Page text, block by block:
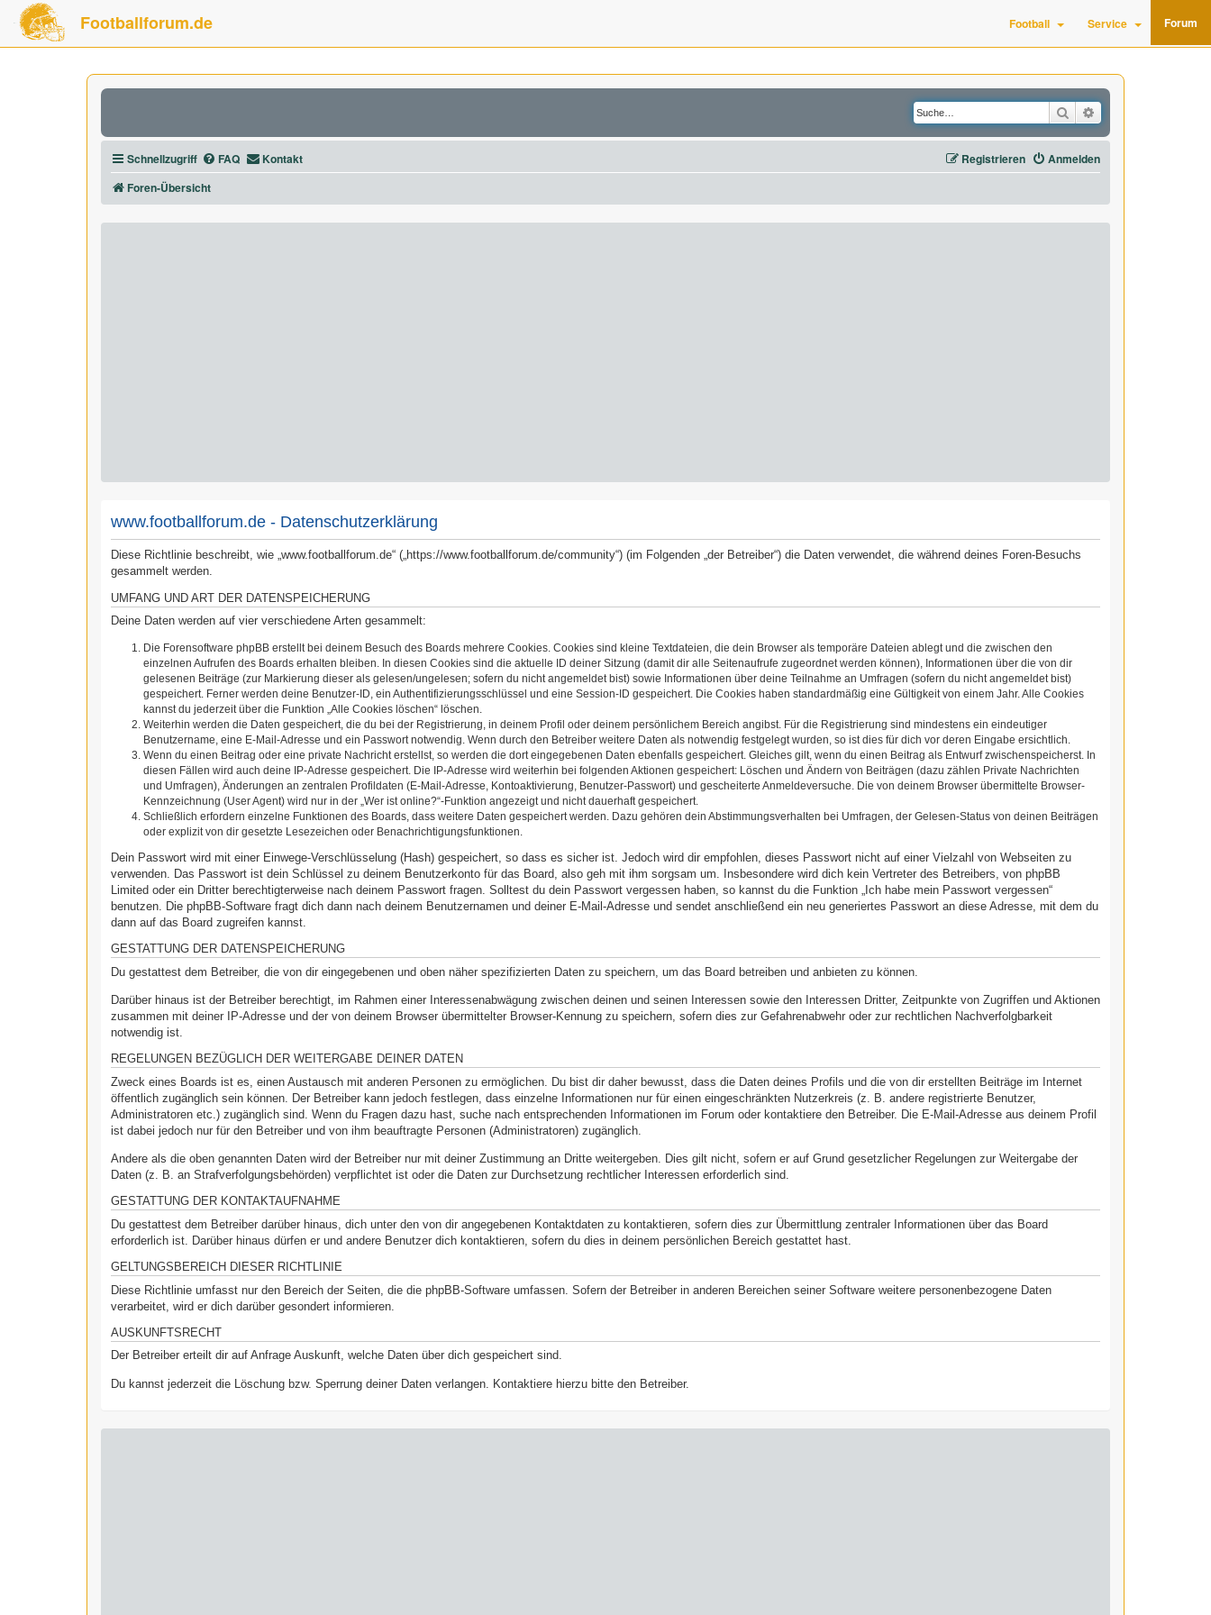
Footballforum.de Football Service Forum
Suche
Schnellzugriff FAQ Kontakt Anmelden
Registrieren
Foren-Übersicht
www.footballforum.de - Datenschutzerklärung
Diese Richtlinie beschreibt, wie „www.footballforum.de“ („https://www.footballforum.de/community“) (im Folgenden „der Betreiber“) die Daten verwendet, die während deines Foren-Besuchs
gesammelt werden.
UMFANG UND ART DER DATENSPEICHERUNG
Deine Daten werden auf vier verschiedene Arten gesammelt:
Die Forensoftware phpBB erstellt bei deinem Besuch des Boards mehrere Cookies. Cookies sind kleine Textdateien, die dein Browser als temporäre Dateien ablegt und die zwischen den
einzelnen Aufrufen des Boards erhalten bleiben. In diesen Cookies sind die aktuelle ID deiner Sitzung (damit dir alle Seitenaufrufe zugeordnet werden können), Informationen über die von dir
gelesenen Beiträge (zur Markierung dieser als gelesen/ungelesen; sofern du nicht angemeldet bist) sowie Informationen über deine Teilnahme an Umfragen (sofern du nicht angemeldet bist)
gespeichert. Ferner werden deine Benutzer-ID, ein Authentifizierungsschlüssel und eine Session-ID gespeichert. Die Cookies haben standardmäßig eine Gültigkeit von einem Jahr. Alle Cookies
kannst du jederzeit über die Funktion „Alle Cookies löschen“ löschen.
Weiterhin werden die Daten gespeichert, die du bei der Registrierung, in deinem Profil oder deinem persönlichem Bereich angibst. Für die Registrierung sind mindestens ein eindeutiger
Benutzername, eine E-Mail-Adresse und ein Passwort notwendig. Wenn durch den Betreiber weitere Daten als notwendig festgelegt wurden, so ist dies für dich vor deren Eingabe ersichtlich.
Wenn du einen Beitrag oder eine private Nachricht erstellst, so werden die dort eingegebenen Daten ebenfalls gespeichert. Gleiches gilt, wenn du einen Beitrag als Entwurf zwischenspeicherst. In
diesen Fällen wird auch deine IP-Adresse gespeichert. Die IP-Adresse wird weiterhin bei folgenden Aktionen gespeichert: Löschen und Ändern von Beiträgen (dazu zählen Private Nachrichten
und Umfragen), Änderungen an zentralen Profildaten (E-Mail-Adresse, Kontoaktivierung, Benutzer-Passwort) und gescheiterte Anmeldeversuche. Die von deinem Browser übermittelte Browser-
Kennzeichnung (User Agent) wird nur in der „Wer ist online?“-Funktion angezeigt und nicht dauerhaft gespeichert.
Schließlich erfordern einzelne Funktionen des Boards, dass weitere Daten gespeichert werden. Dazu gehören dein Abstimmungsverhalten bei Umfragen, der Gelesen-Status von deinen Beiträgen
oder explizit von dir gesetzte Lesezeichen oder Benachrichtigungsfunktionen.
Dein Passwort wird mit einer Einwege-Verschlüsselung (Hash) gespeichert, so dass es sicher ist. Jedoch wird dir empfohlen, dieses Passwort nicht auf einer Vielzahl von Webseiten zu
verwenden. Das Passwort ist dein Schlüssel zu deinem Benutzerkonto für das Board, also geh mit ihm sorgsam um. Insbesondere wird dich kein Vertreter des Betreibers, von phpBB
Limited oder ein Dritter berechtigterweise nach deinem Passwort fragen. Solltest du dein Passwort vergessen haben, so kannst du die Funktion „Ich habe mein Passwort vergessen“
benutzen. Die phpBB-Software fragt dich dann nach deinem Benutzernamen und deiner E-Mail-Adresse und sendet anschließend ein neu generiertes Passwort an diese Adresse, mit dem du
dann auf das Board zugreifen kannst.
GESTATTUNG DER DATENSPEICHERUNG
Du gestattest dem Betreiber, die von dir eingegebenen und oben näher spezifizierten Daten zu speichern, um das Board betreiben und anbieten zu können.
Darüber hinaus ist der Betreiber berechtigt, im Rahmen einer Interessenabwägung zwischen deinen und seinen Interessen sowie den Interessen Dritter, Zeitpunkte von Zugriffen und Aktionen
zusammen mit deiner IP-Adresse und der von deinem Browser übermittelter Browser-Kennung zu speichern, sofern dies zur Gefahrenabwehr oder zur rechtlichen Nachverfolgbarkeit
notwendig ist.
REGELUNGEN BEZÜGLICH DER WEITERGABE DEINER DATEN
Zweck eines Boards ist es, einen Austausch mit anderen Personen zu ermöglichen. Du bist dir daher bewusst, dass die Daten deines Profils und die von dir erstellten Beiträge im Internet
öffentlich zugänglich sein können. Der Betreiber kann jedoch festlegen, dass einzelne Informationen nur für einen eingeschränkten Nutzerkreis (z. B. andere registrierte Benutzer,
Administratoren etc.) zugänglich sind. Wenn du Fragen dazu hast, suche nach entsprechenden Informationen im Forum oder kontaktiere den Betreiber. Die E-Mail-Adresse aus deinem Profil
ist dabei jedoch nur für den Betreiber und von ihm beauftragte Personen (Administratoren) zugänglich.
Andere als die oben genannten Daten wird der Betreiber nur mit deiner Zustimmung an Dritte weitergeben. Dies gilt nicht, sofern er auf Grund gesetzlicher Regelungen zur Weitergabe der
Daten (z. B. an Strafverfolgungsbehörden) verpflichtet ist oder die Daten zur Durchsetzung rechtlicher Interessen erforderlich sind.
GESTATTUNG DER KONTAKTAUFNAHME
Du gestattest dem Betreiber darüber hinaus, dich unter den von dir angegebenen Kontaktdaten zu kontaktieren, sofern dies zur Übermittlung zentraler Informationen über das Board
erforderlich ist. Darüber hinaus dürfen er und andere Benutzer dich kontaktieren, sofern du dies in deinem persönlichen Bereich gestattet hast.
GELTUNGSBEREICH DIESER RICHTLINIE
Diese Richtlinie umfasst nur den Bereich der Seiten, die die phpBB-Software umfassen. Sofern der Betreiber in anderen Bereichen seiner Software weitere personenbezogene Daten
verarbeitet, wird er dich darüber gesondert informieren.
AUSKUNFTSRECHT
Der Betreiber erteilt dir auf Anfrage Auskunft, welche Daten über dich gespeichert sind.
Du kannst jederzeit die Löschung bzw. Sperrung deiner Daten verlangen. Kontaktiere hierzu bitte den Betreiber.